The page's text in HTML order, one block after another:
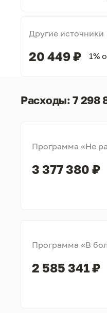
Другие источники
20 449 ₽ 1%
Расходы: 7 298
Программа «Не
3 377 380 ₽
Программа «В
2 585 341 ₽